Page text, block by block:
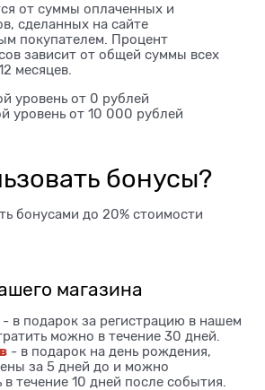
от суммы оплаченных и
сделанных на сайте
покупателем. Процент
зависит от общей суммы всех
месяцев.
уровень от 0 рублей
уровень от 10 000 рублей
бонусы?
бонусами до 20% стоимости
магазина
- в подарок за регистрацию в нашем
можно в течение 30 дней.
- в подарок на день рождения,
за 5 дней до и можно
в течение 10 дней после события.